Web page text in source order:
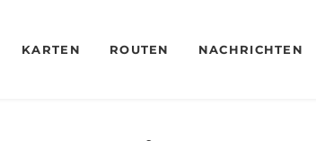
KARTEN ROUTEN NACHRICHTEN